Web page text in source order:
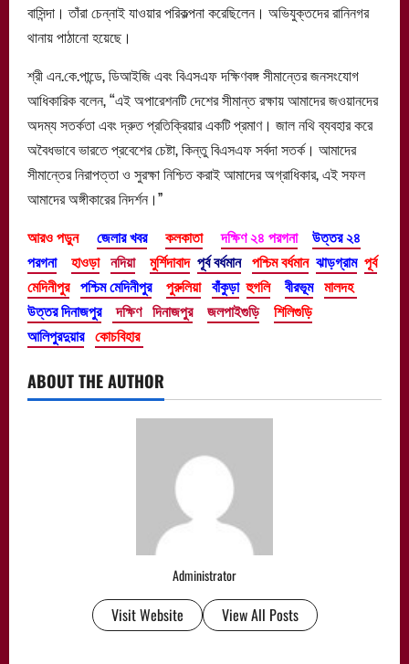
বাসিন্দা। তাঁরা চেন্নাই যাওয়ার পরিকল্পনা করেছিলেন। অভিযুক্তদের রানিনগর
থানায় পাঠানো হয়েছে।
শ্রী এন.কে.পান্ডে, ডিআইজি এবং বিএসএফ দক্ষিণবঙ্গ সীমান্তের জনসংযোগ
আধিকারিক বলেন, “এই অপারেশনটি দেশের সীমান্ত রক্ষায় আমাদের জওয়ানদের
অদম্য সতর্কতা এবং দ্রুত প্রতিক্রিয়ার একটি প্রমাণ। জাল নথি ব্যবহার করে
অবৈধভাবে ভারতে প্রবেশের চেষ্টা, কিন্তু বিএসএফ সর্বদা সতর্ক। আমাদের
সীমান্তের নিরাপত্তা ও সুরক্ষা নিশ্চিত করাই আমাদের অগ্রাধিকার, এই সফল
আমাদের অঙ্গীকারের নিদর্শন।”
আরও পড়ুন
জেলার খবর কলকাতা দক্ষিণ ২৪ পরগনা
উত্তর ২৪
পরগনা
হাওড়া নদিয়া মুর্শিদাবাদ পূর্ব বর্ধমান পশ্চিম বর্ধমান ঝাড়গ্রাম পূর্ব
মেদিনীপুর পশ্চিম মেদিনীপুর পুরুলিয়া বাঁকুড়া হুগলি বীরভূম মালদহ
উত্তর দিনাজপুর
দক্ষিণ দিনাজপুর জলপাইগুড়ি
শিলিগুড়ি
আলিপুরদুয়ার কোচবিহার
ABOUT THE AUTHOR
Administrator
Visit Website View All Posts